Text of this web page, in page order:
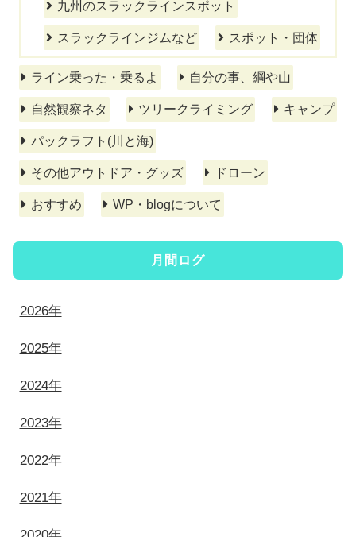
九州のスラックラインスポット
スラックラインジムなど スポット・団体
ライン乗った・乗るよ 自分の事、綱や山
自然観察ネタ ツリークライミング キャンプ
パックラフト(川と海)
その他アウトドア・グッズ ドローン
おすすめ WP・blogについて
月間ログ
2026年
2025年
2024年
2023年
2022年
2021年